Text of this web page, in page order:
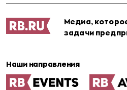
Медиа,
задачи
Наши направления